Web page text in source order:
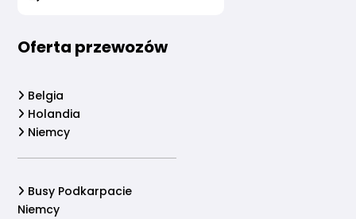
Oferta przewozów
Belgia
Holandia
Niemcy
Busy Podkarpacie
Niemcy